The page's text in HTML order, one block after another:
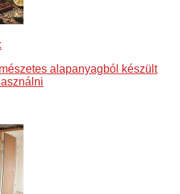
alapanyagból készült